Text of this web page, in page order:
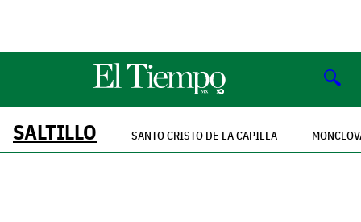
🔍
SALTILLO SANTO CRISTO DE LA CAPILLA